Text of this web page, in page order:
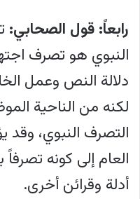
رابعاً: قول الصحابي:
النبوي هو تصرف
دلالة النص وعمل
لكنه من الناحية
التصرف النبوي،
العام إلى كونه
أدلة وقرائن أخرى.